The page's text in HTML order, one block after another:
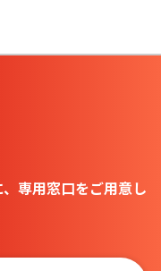
専用窓口をご用意し